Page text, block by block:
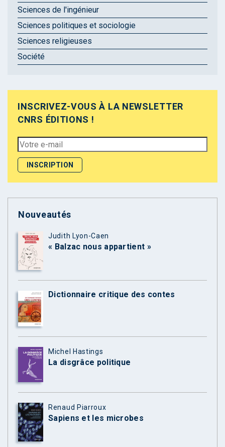
Sciences de l'ingénieur
Sciences politiques et sociologie
Sciences religieuses
Société
INSCRIVEZ-VOUS À LA NEWSLETTER
CNRS ÉDITIONS !
Nouveautés
Judith Lyon-Caen
« Balzac nous appartient »
Dictionnaire critique des contes
Michel Hastings
La disgrâce politique
Renaud Piarroux
Sapiens et les microbes